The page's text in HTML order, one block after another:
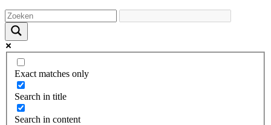
Exact matches only
Search in title
Search in content